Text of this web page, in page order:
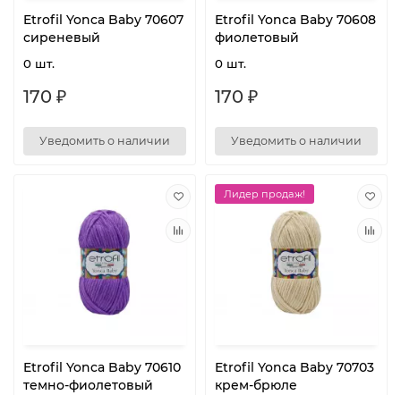
Etrofil Yonca Baby 70607
сиреневый
0 шт.
170 ₽
Уведомить о наличии
Etrofil Yonca Baby 70608
фиолетовый
0 шт.
170 ₽
Уведомить о наличии
Etrofil Yonca Baby 70610
темно-фиолетовый
Лидер продаж!
Etrofil Yonca Baby 70703
крем-брюле